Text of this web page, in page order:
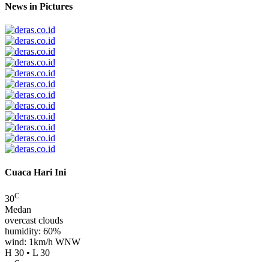
News in Pictures
Cuaca Hari Ini
30C
Medan
overcast clouds
humidity: 60%
wind: 1km/h WNW
H 30 • L 30